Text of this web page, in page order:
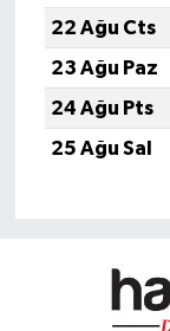
22 Ağu Cts
23 Ağu Paz
24 Ağu Pts
25 Ağu Sal